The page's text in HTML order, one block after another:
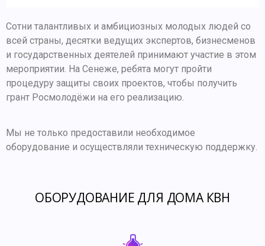
Сотни талантливых и амбициозных молодых людей со
всей страны, десятки ведущих экспертов, бизнесменов
и государственных деятелей принимают участие в этом
мероприятии. На Сенеже, ребята могут пройти
процедуру защиты своих проектов, чтобы получить
грант Росмолодёжи на его реализацию.
Мы не только предоставили необходимое
оборудование и осуществляли техническую поддержку.
ОБОРУДОВАНИЕ ДЛЯ ДОМА КВН